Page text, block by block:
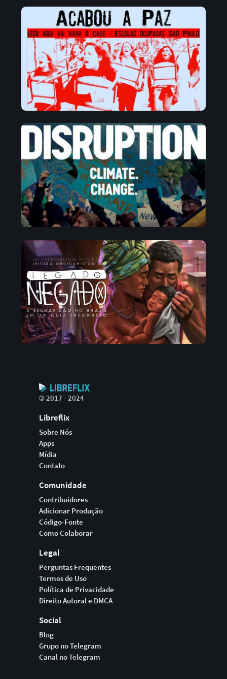
©2017 - 2024
Libreflix
Sobre Nós
Apps
Mídia
Contato
Comunidade
Contribuidores
Adicionar Produção
Código-Fonte
Como Colaborar
Legal
Perguntas Frequentes
Termos de Uso
Política de Privacidade
Direito Autoral e DMCA
Social
Blog
Grupo no Telegram
Canal no Telegram